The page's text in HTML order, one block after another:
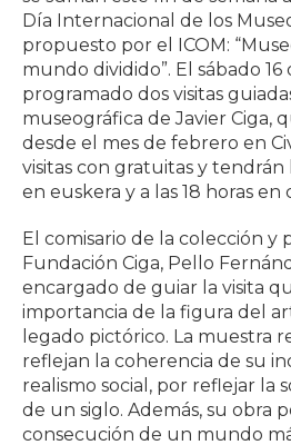
Día Internacional de los
propuesto por el ICOM:
mundo dividido”. El sábado 16
programado dos visitas
museográfica de Javier Ciga,
desde el mes de febrero en
visitas con gratuitas y tendrán
en euskera y a las 18 horas en
El comisario de la colección y
Fundación Ciga, Pello
encargado de guiar la visita
importancia de la figura del
legado pictórico. La muestra
reflejan la coherencia de su
realismo social, por reflejar la
de un siglo. Además, su obra
consecución de un mundo